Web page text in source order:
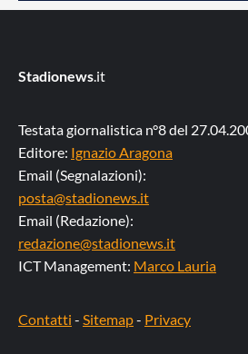
Stadionews.it
Testata giornalistica n°8 del
Editore: Ignazio Aragona
Email (Segnalazioni):
posta@stadionews.it
Email (Redazione):
redazione@stadionews.it
ICT Management: Marco Lauria
Contatti - Sitemap- Privacy